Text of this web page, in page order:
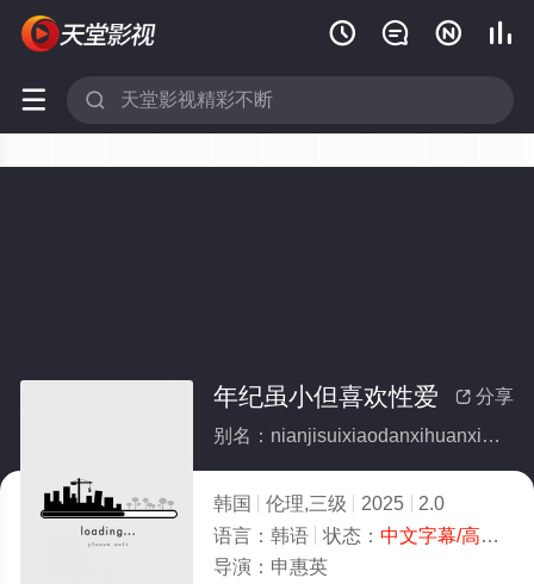
   
 
 分享
年纪虽小但喜欢性爱
别名：nianjisuixiaodanxihuanxingai
韩国 伦理,三级 2025
2.0
语言： 韩语 状态： 中文字幕/高清
导演： 申惠英